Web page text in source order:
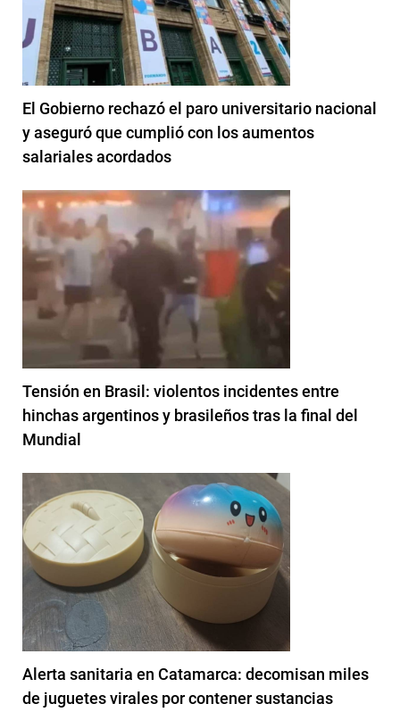
El Gobierno rechazó el paro universitario nacional
y aseguró que cumplió con los aumentos
salariales acordados
Tensión en Brasil: violentos incidentes entre
hinchas argentinos y brasileños tras la final del
Mundial
Alerta sanitaria en Catamarca: decomisan miles
de juguetes virales por contener sustancias